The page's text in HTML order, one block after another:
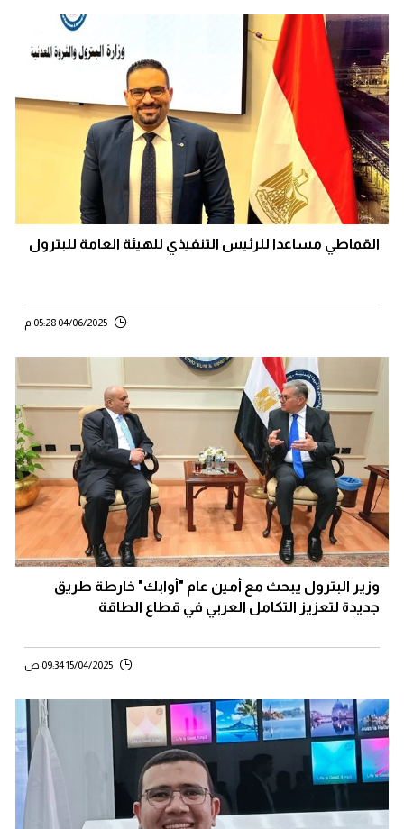
القماطي مساعدا للرئيس التنفيذي للهيئة العامة للبترول
04/06/2025 05:28 م
وزير البترول يبحث مع أمين عام "أوابك" خارطة طريق
جديدة لتعزيز التكامل العربي في قطاع الطاقة
15/04/2025 09:34 ص